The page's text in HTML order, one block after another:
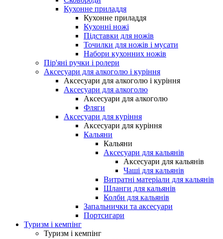
Кухонне приладдя
Кухонне приладдя
Кухонні ножі
Підставки для ножів
Точилки для ножів і мусати
Набори кухонних ножів
Пір'яні ручки і ролери
Аксесуари для алкоголю і куріння
Аксесуари для алкоголю і куріння
Аксесуари для алкоголю
Аксесуари для алкоголю
Фляги
Аксесуари для куріння
Аксесуари для куріння
Кальяни
Кальяни
Аксесуари для кальянів
Аксесуари для кальянів
Чаші для кальянів
Витратні матеріали для кальянів
Шланги для кальянів
Колби для кальянів
Запальнички та аксесуари
Портсигари
Туризм і кемпінг
Туризм і кемпінг